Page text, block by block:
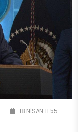
18 NISAN 11:55